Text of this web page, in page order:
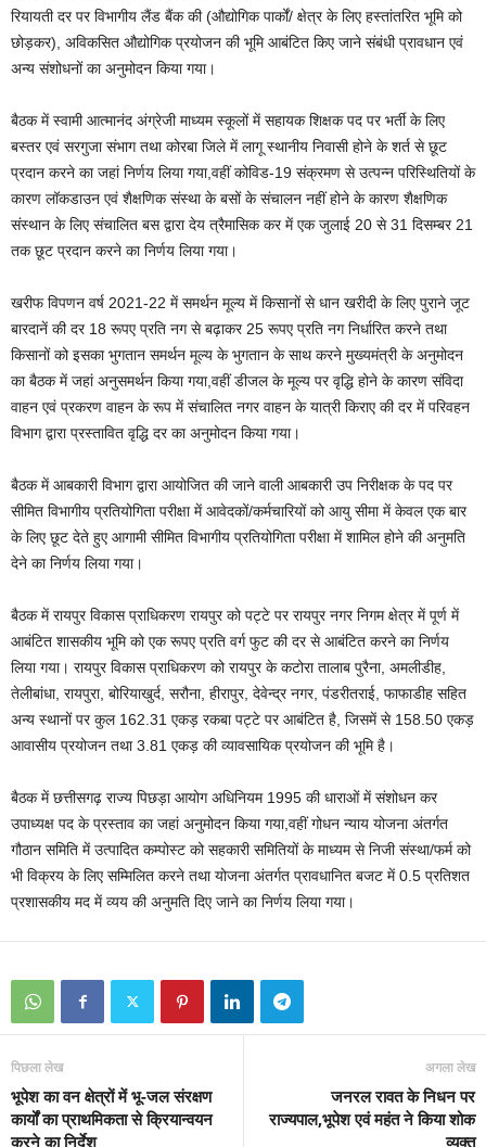
रियायती दर पर विभागीय लैंड बैंक की (औद्योगिक पार्कों/ क्षेत्र के लिए हस्तांतरित भूमि को
छोड़कर), अविकसित औद्योगिक प्रयोजन की भूमि आबंटित किए जाने संबंधी प्रावधान एवं
अन्य संशोधनों का अनुमोदन किया गया।
बैठक में स्वामी आत्मानंद अंग्रेजी माध्यम स्कूलों में सहायक शिक्षक पद पर भर्ती के लिए
बस्तर एवं सरगुजा संभाग तथा कोरबा जिले में लागू स्थानीय निवासी होने के शर्त से छूट
प्रदान करने का जहां निर्णय लिया गया,वहीं कोविड-19 संक्रमण से उत्पन्न परिस्थितियों के
कारण लॉकडाउन एवं शैक्षणिक संस्था के बसों के संचालन नहीं होने के कारण शैक्षणिक
संस्थान के लिए संचालित बस द्वारा देय त्रैमासिक कर में एक जुलाई 20 से 31 दिसम्बर 21
तक छूट प्रदान करने का निर्णय लिया गया।
खरीफ विपणन वर्ष 2021-22 में समर्थन मूल्य में किसानों से धान खरीदी के लिए पुराने जूट
बारदानें की दर 18 रूपए प्रति नग से बढ़ाकर 25 रूपए प्रति नग निर्धारित करने तथा
किसानों को इसका भुगतान समर्थन मूल्य के भुगतान के साथ करने मुख्यमंत्री के अनुमोदन
का बैठक में जहां अनुसमर्थन किया गया,वहीं डीजल के मूल्य पर वृद्धि होने के कारण संविदा
वाहन एवं प्रकरण वाहन के रूप में संचालित नगर वाहन के यात्री किराए की दर में परिवहन
विभाग द्वारा प्रस्तावित वृद्धि दर का अनुमोदन किया गया।
बैठक में आबकारी विभाग द्वारा आयोजित की जाने वाली आबकारी उप निरीक्षक के पद पर
सीमित विभागीय प्रतियोगिता परीक्षा में आवेदकों/कर्मचारियों को आयु सीमा में केवल एक बार
के लिए छूट देते हुए आगामी सीमित विभागीय प्रतियोगिता परीक्षा में शामिल होने की अनुमति
देने का निर्णय लिया गया।
बैठक में रायपुर विकास प्राधिकरण रायपुर को पट्टे पर रायपुर नगर निगम क्षेत्र में पूर्ण में
आबंटित शासकीय भूमि को एक रूपए प्रति वर्ग फुट की दर से आबंटित करने का निर्णय
लिया गया। रायपुर विकास प्राधिकरण को रायपुर के कटोरा तालाब पुरैना, अमलीडीह,
तेलीबांधा, रायपुरा, बोरियाखुर्द, सरौना, हीरापुर, देवेन्द्र नगर, पंडरीतराई, फाफाडीह सहित
अन्य स्थानों पर कुल 162.31 एकड़ रकबा पट्टे पर आबंटित है, जिसमें से 158.50 एकड़
आवासीय प्रयोजन तथा 3.81 एकड़ की व्यावसायिक प्रयोजन की भूमि है।
बैठक में छत्तीसगढ़ राज्य पिछड़ा आयोग अधिनियम 1995 की धाराओं में संशोधन कर
उपाध्यक्ष पद के प्रस्ताव का जहां अनुमोदन किया गया,वहीं गोधन न्याय योजना अंतर्गत
गौठान समिति में उत्पादित कम्पोस्ट को सहकारी समितियों के माध्यम से निजी संस्था/फर्म को
भी विक्रय के लिए सम्मिलित करने तथा योजना अंतर्गत प्रावधानित बजट में 0.5 प्रतिशत
प्रशासकीय मद में व्यय की अनुमति दिए जाने का निर्णय लिया गया।
पिछला लेख
भूपेश का वन क्षेत्रों में भू-जल संरक्षण
कार्यों का प्राथमिकता से क्रियान्वयन
करने का निर्देश
अगला लेख
जनरल रावत के निधन पर
राज्यपाल,भूपेश एवं महंत ने किया शोक
व्यक्त